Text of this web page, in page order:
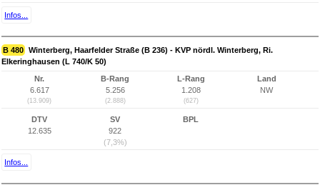
Infos...
B 480 Winterberg, Haarfelder Straße (B 236) - KVP nördl. Winterberg, Ri.
Elkeringhausen (L 740/K 50)
Nr.
6.617
(13.909)
B-Rang
5.256
(2.888)
L-Rang
1.208
(627)
Land
NW
DTV
12.635
SV
922
(7,3%)
BPL
Infos...